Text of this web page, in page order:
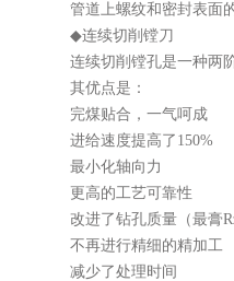
管道上螺纹和密封表面
◆连续切削镗刀
连续切削镗孔是一种两
其优点是：
完煤贴合，一气呵成
进给速度提高了 150%
最小化轴向力
更高的工艺可靠性
改进了钻孔质量（最膏
不再进行精细的精加工
减少了处理时间